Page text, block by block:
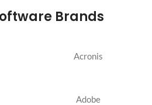
Brands
Acronis
Adobe